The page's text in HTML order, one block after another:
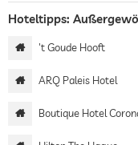
Hoteltipps:
't Goude Hooft
ARQ Paleis Hotel
Boutique Hotel